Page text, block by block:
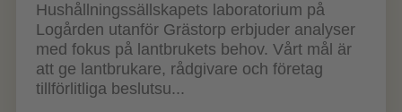
Hushållningssällskapets laboratorium på
Logården utanför Grästorp erbjuder analyser
med fokus på lantbrukets behov. Vårt mål är
att ge lantbrukare, rådgivare och företag
tillförlitliga beslutsu...